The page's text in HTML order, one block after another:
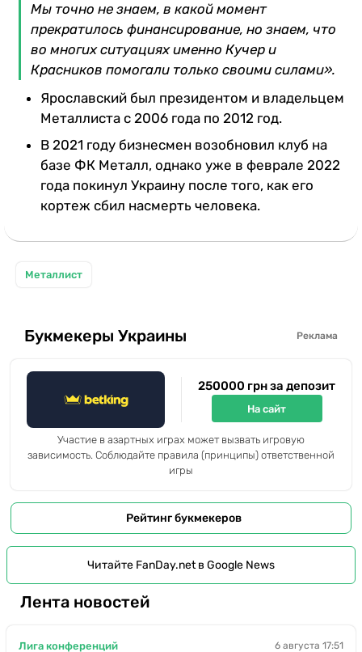
Мы точно не знаем, в какой момент
прекратилось финансирование, но знаем, что
во многих ситуациях именно Кучер и
Красников помогали только своими силами».
Ярославский был президентом и владельцем
Металлиста с 2006 года по 2012 год.
В 2021 году бизнесмен возобновил клуб на
базе ФК Металл, однако уже в феврале 2022
года покинул Украину после того, как его
кортеж сбил насмерть человека.
Металлист
Букмекеры Украины Реклама
250000 грн за депозит
На сайт
Участие в азартных играх может вызвать игровую
зависимость. Соблюдайте правила (принципы) ответственной
игры
Рейтинг букмекеров
Читайте FanDay.net в Google News
Лента новостей
Лига конференций 6 августа 17:51